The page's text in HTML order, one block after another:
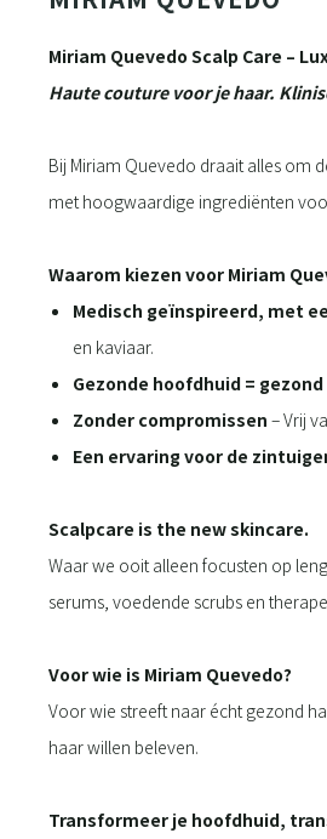
Miriam Quevedo Scalp Care –
Haute couture voor je haar.
Bij Miriam Quevedo draait alles om
met hoogwaardige ingrediënten
Waarom kiezen voor Miriam
Medisch geïnspireerd, met
en kaviaar.
Gezonde hoofdhuid =
Zonder compromissen – Vrij
Een ervaring voor de
Scalpcare is the new skincare.
Waar we ooit alleen focusten op
serums, voedende scrubs en
Voor wie is Miriam Quevedo?
Voor wie streeft naar écht gezond
haar willen beleven.
Transformeer je hoofdhuid,